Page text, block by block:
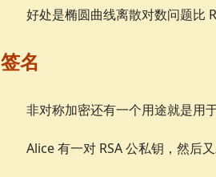
好处是椭圆曲线离散对数问题比
签名
非对称加密还有一个用途就是用
Alice 有一对 RSA 公私钥，然后